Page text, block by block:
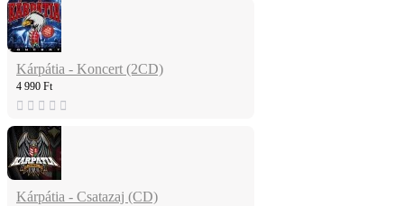
Kárpátia - Koncert (2CD)
4 990 Ft
Kárpátia - Csatazaj (CD)